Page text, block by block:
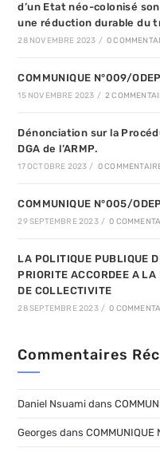
d’un Etat néo-colonisé
une réduction durable du
28 NOVEMBRE 2023 / 0
COMMUNIQUE N°009/
15 NOVEMBRE 2023 / 2
Dénonciation sur la
DGA de l’ARMP.
17 OCTOBRE 2023 / 0
COMMUNIQUE N°005/
29 SEPTEMBRE 2023 / 0
LA POLITIQUE PUBLIQUE
PRIORITE ACCORDEE A
DE COLLECTIVITE
28 SEPTEMBRE 2023 / 0
Commentaires
Daniel Nsuami dans
Georges dans